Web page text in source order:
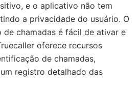
e o aplicativo não tem
a privacidade do usuário. O
de chamadas é fácil de ativar e
oferece recursos
de chamadas,
registro detalhado das